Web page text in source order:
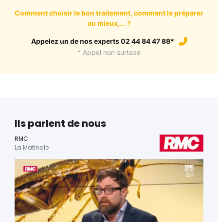
Comment choisir le bon traitement, comment le préparer
au mieux,... ?
Appelez un de nos experts 02 44 84 47 88*
* Appel non surtaxé
Ils parlent de nous
RMC
La Matinale